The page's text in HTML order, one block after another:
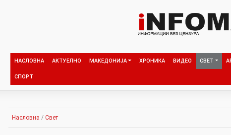
НАСЛОВНА АКТУЕЛНО МАКЕДОНИЈА ХРОНИКА ВИДЕО СВЕТ
СПОРТ
Насловна / Свет